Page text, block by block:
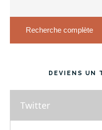
Recherche complète
DEVIENS UN
Twitter